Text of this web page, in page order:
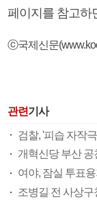
페이지를 참고하
ⓒ국제신문
관련기사
검찰, '피습 자작
개혁신당 부산 공
여야, 잠실 투표
조병길 전 사상구